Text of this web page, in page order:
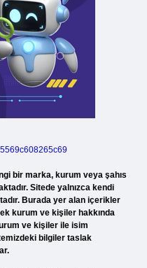
bir marka, kurum veya şahıs
Sitede yalnızca kendi
Burada yer alan içerikler
kurum ve kişiler hakkında
ve kişiler ile isim
bilgiler taslak